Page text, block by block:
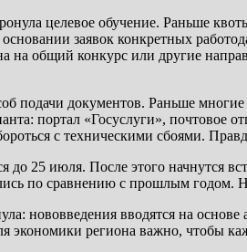
целевое обучение. Раньше
заявок конкретных
на общий конкурс или другие
подачи документов. Раньше многие
портал «Госуслуги»,
с техническими сбоями.
до 25 июля. После этого начнутся
по сравнению с прошлым годом.
нововведения вводятся на
экономики региона важно, чтобы